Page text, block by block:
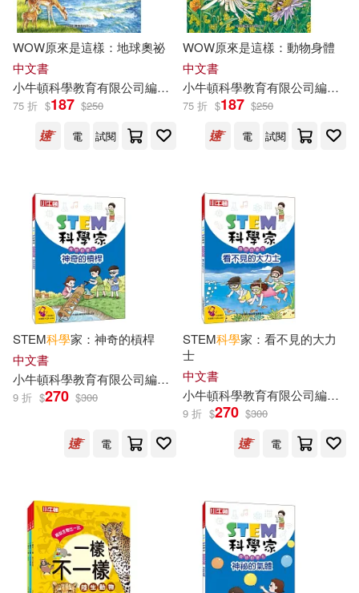
WOW原來是這樣：地球奧祕
中文書
小牛頓科學教育有限公司編輯 團隊 江正一
75 折 $187 $250
電
試閱
WOW原來是這樣：動物身體
中文書
小牛頓科學教育有限公司編輯
75 折 $187 $250
電
試閱
STEM科學家：神奇的槓桿
中文書
小牛頓科學教育有限公司編輯 團隊 藍色夢境動漫工作室
9 折 $270 $300
電
STEM科學家：看不見的大力
士
中文書
小牛頓科學教育有限公司編輯
9 折 $270 $300
電